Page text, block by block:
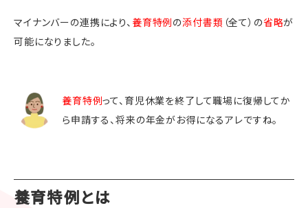
マイナンバーの連携により、 養育特例の添付書類 （全て）の省略が
可能になりました。
養育特例って、育児休業を終了して職場に復帰してか
ら申請する、将来の年金がお得になるアレですね。
養育特例とは